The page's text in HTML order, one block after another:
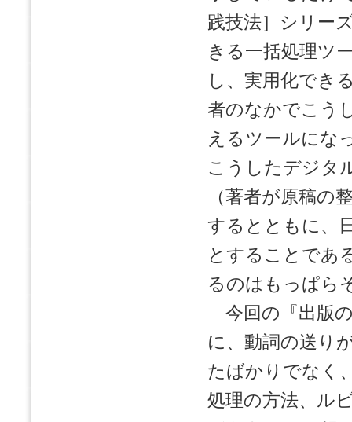
践技法］シリー
きる一括処理ツ
し、実用化でき
者のなかでこう
えるツールにな
こうしたデジタ
（著者が原稿の
するとともに、
とすることであ
るのはもっぱら
今回の『出版
に、動詞の送り
たばかりでなく
処理の方法、ル